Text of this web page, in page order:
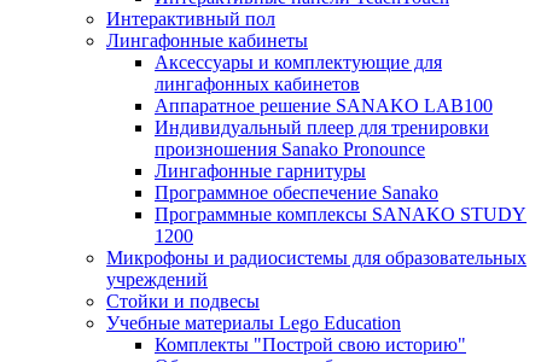
Интерактивный пол
Лингафонные кабинеты
Аксессуары и комплектующие для
лингафонных кабинетов
Аппаратное решение SANAKO LAB100
Индивидуальный плеер для тренировки
произношения Sanako Pronounce
Лингафонные гарнитуры
Программное обеспечение Sanako
Программные комплексы SANAKO STUDY
1200
Микрофоны и радиосистемы для образовательных
учреждений
Стойки и подвесы
Учебные материалы Lego Education
Комплекты "Построй свою историю"